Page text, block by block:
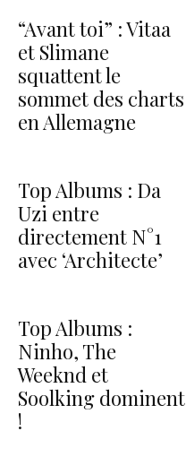
“Avant toi” : Vitaa
et Slimane
squattent le
sommet des charts
en Allemagne
Top Albums : Da
Uzi entre
directement N°1
avec ‘Architecte’
Top Albums :
Ninho, The
Weeknd et
Soolking dominent
!